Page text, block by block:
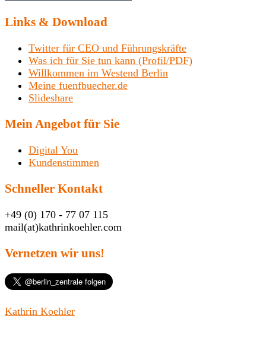
Links & Download
Twitter für CEO und Führungskräfte
Was ich für Sie tun kann (Profil/PDF)
Willkommen im Westend Berlin
Meine fuenfbuecher.de
Slideshare
Mein Angebot für Sie
Digital You
Kundenstimmen
Schneller Kontakt
+49 (0) 170 - 77 07 115
mail(at)kathrinkoehler.com
Vernetzen wir uns!
Kathrin Koehler